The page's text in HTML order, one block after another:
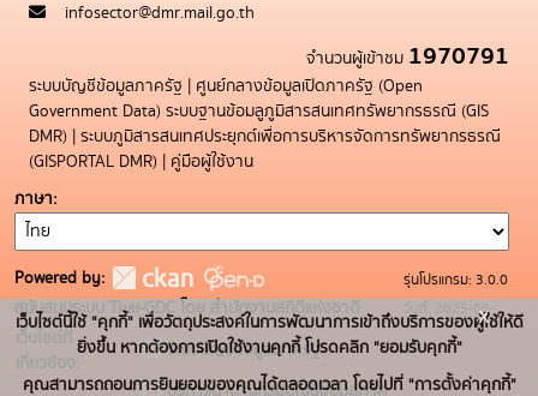
infosector@dmr.mail.go.th
จำนวนผู้เข้าชม 1970791
ระบบบัญชีข้อมูลภาครัฐ | ศูนย์กลางข้อมูลเปิดภาครัฐ (Open
Government Data) ระบบฐานข้อมลูภูมิสารสนเทศทรัพยากรธรณี (GIS
DMR) | ระบบภูมิสารสนเทศประยุกต์เพื่อการบริหารจัดการทรัพยากรธรณี
(GISPORTAL DMR) | คู่มือผู้ใช้งาน
ภาษา
Powered by:
สนับสนุนระบบ Thai-GDC โดย สำนักงานสถิติแห่งชาติ
เว็บไซต์ที่
เกี่ยวข้อง:
ระบบบัญชีข้อมูลภาครัฐ
บริการนามานุกรมบัญชีข้อมูลภาค
รุ่นโปรแกรม: 3.0.0
วันที่: 2025-05-
19
เว็บไซต์นี้ใช้ "คุกกี้" เพื่อวัตถุประสงค์ในการพัฒนาการเข้าถึงบริการของผู้ใช้ให้ดี
ยิ่งขึ้น หากต้องการเปิดใช้งานคุกกี้ โปรดคลิก "ยอมรับคุกกี้"
คุณสามารถถอนการยินยอมของคุณได้ตลอดเวลา โดยไปที่ "การตั้งค่าคุกกี้"
x